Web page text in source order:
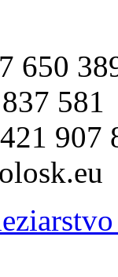
650
581
907